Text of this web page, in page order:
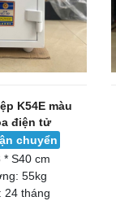
K54E màu
điện tử
chuyển
* S40 cm
55kg
24 tháng